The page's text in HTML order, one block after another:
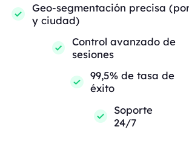
Geo-segmentación precisa
y ciudad)
Control avanzado de
sesiones
99,5% de tasa de
éxito
Soporte
24/7